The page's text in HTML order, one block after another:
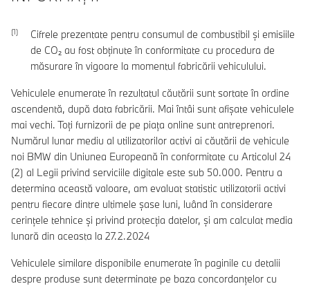
Cifrele prezentate pentru consumul de combustibil şi emisiile
de CO₂ au fost obţinute în conformitate cu procedura de
măsurare în vigoare la momentul fabricării vehiculului.
Vehiculele enumerate în rezultatul căutării sunt sortate în ordine
ascendentă, după data fabricării. Mai întâi sunt afișate vehiculele
mai vechi. Toți furnizorii de pe piața online sunt antreprenori.
Numărul lunar mediu al utilizatorilor activi ai căutării de vehicule
noi BMW din Uniunea Europeană în conformitate cu Articolul 24
(2) al Legii privind serviciile digitale este sub 50.000. Pentru a
determina această valoare, am evaluat statistic utilizatorii activi
pentru fiecare dintre ultimele șase luni, luând în considerare
cerințele tehnice și privind protecția datelor, și am calculat media
lunară din aceasta la 27.2.2024
Vehiculele similare disponibile enumerate în paginile cu detalii
despre produse sunt determinate pe baza concordanțelor cu